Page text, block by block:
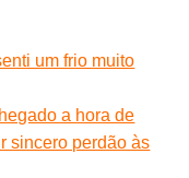
um frio muito
a hora de
sincero perdão às